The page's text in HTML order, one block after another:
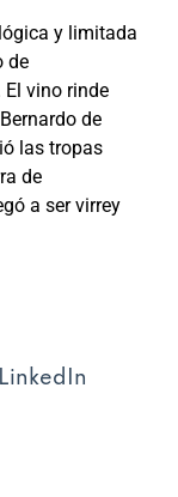
y limitada
de
El vino rinde
de
las tropas
de
a ser virrey
LinkedIn